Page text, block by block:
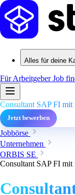
Alles für deine
Für ArbeitgeberJob
Consultant SAP FI
Jetzt bewerben
Jobbörse
Unternehmen
ORBIS SE
Consultant SAP FI